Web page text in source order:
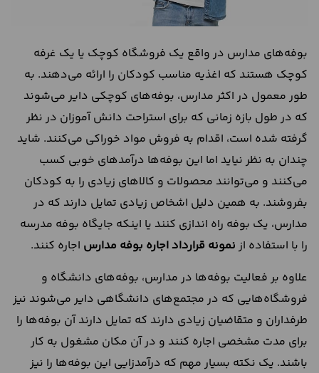
بوفه‌های مدارس در واقع یک فروشگاه کوچک یا یک غرفه
کوچک هستند که اغذیه مناسب کودکان را ارائه می‌دهند. به
طور معمول در اکثر مدارس، بوفه‌های کوچکی دایر می‌شوند
که در طول بازه زمانی که برای استراحت دانش آموزان در نظر
گرفته شده است، اقدام به فروش مواد خوراکی می‌کنند. شاید
چندان به نظر نیاید اما این بوفه‌ها درآمدهای خوبی کسب
می‌کنند و می‌توانند محصولات و کالاهای زیادی را به کودکان
بفروشند. به همین دلیل اشخاص زیادی تمایل دارند که در
مدارس، یک بوفه راه اندازی کنند یا اینکه جایگاه بوفه مدرسه
را با استفاده از نمونه قرارداد اجاره بوفه مدارس اجاره کنند.
علاوه بر فعالیت بوفه‌ها در مدارس، بوفه‌های دانشگاه و
فروشگاه‌هایی که در مجتمع‌های دانشگاهی دایر می‌شوند نیز
طرفداران و متقاضیان زیادی دارند که تمایل دارند آن بوفه‌ها را
برای مدت مشخصی اجاره کنند و در آن مکان مشغول به کار
باشند. یک نکته بسیار مهم که درآمدزایی این بوفه‌ها را نیز